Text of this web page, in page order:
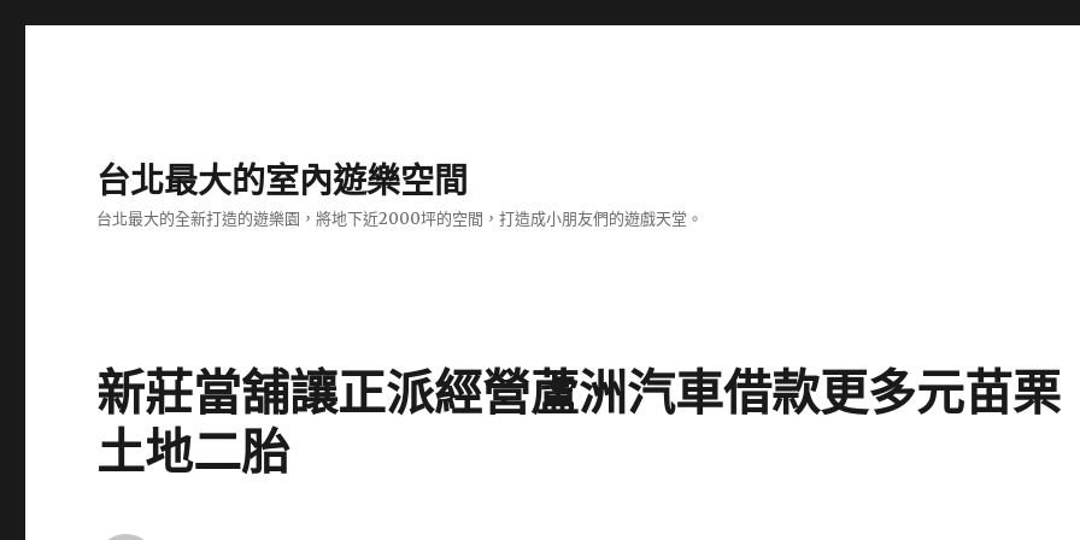
台北最大的室內遊樂空間
台北最大的全新打造的遊樂園，將地下近2000坪的空間，打造成小朋友們的遊戲天堂。
新莊當舖讓正派經營蘆洲汽車借款更多元苗栗
土地二胎